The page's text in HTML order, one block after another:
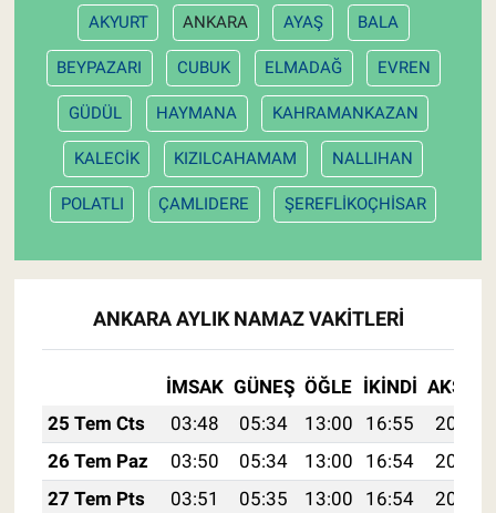
AKYURT ANKARA AYAŞ BALA
BEYPAZARI CUBUK ELMADAĞ EVREN
GÜDÜL HAYMANA KAHRAMANKAZAN
KALECİK KIZILCAHAMAM NALLIHAN
POLATLI ÇAMLIDERE ŞEREFLİKOÇHİSAR
ANKARA AYLIK NAMAZ VAKITLERI
İMSAK GÜNEŞ ÖĞLE İKINDI AKŞAM
25 Tem Cts
03:48 05:34 13:00 16:55
20:17
26 Tem Paz
03:50 05:34 13:00 16:54
20:16
27 Tem Pts
03:51 05:35 13:00 16:54
20:15